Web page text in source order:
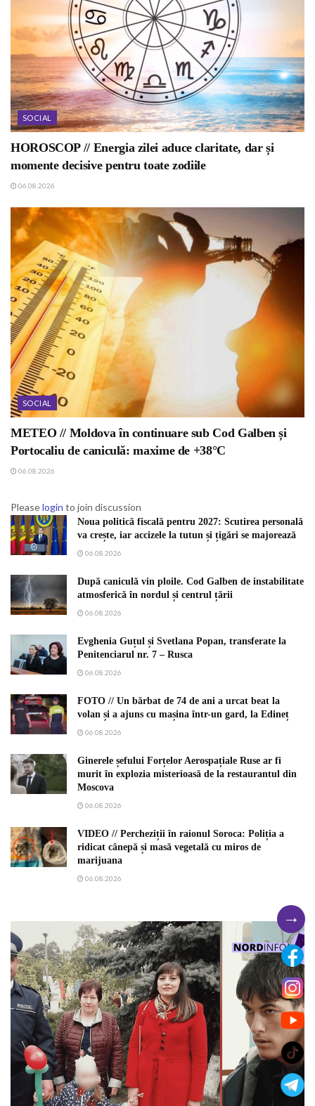
SOCIAL
HOROSCOP // Energia zilei aduce claritate, dar și
momente decisive pentru toate zodiile
06.08.2026
SOCIAL
METEO // Moldova în continuare sub Cod Galben și
Portocaliu de caniculă: maxime de +38°C
06.08.2026
Pleaselogin to join discussion
Noua politică fiscală pentru 2027: Scutirea personală
va crește, iar accizele la tutun și țigări se majorează
06.08.2026
După caniculă vin ploile. Cod Galben de instabilitate
atmosferică în nordul și centrul țării
06.08.2026
Evghenia Guțul și Svetlana Popan, transferate la
Penitenciarul nr. 7 – Rusca
06.08.2026
FOTO // Un bărbat de 74 de ani a urcat beat la
volan și a ajuns cu mașina într-un gard, la Edineț
06.08.2026
Ginerele șefului Forțelor Aerospațiale Ruse ar fi
murit în explozia misterioasă de la restaurantul din
Moscova
06.08.2026
VIDEO // Percheziții în raionul Soroca: Poliția a
ridicat cânepă și masă vegetală cu miros de
marijuana
06.08.2026
→